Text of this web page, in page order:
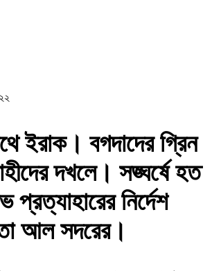
ইরাক। বগদাদের গ্রিন
দখলে। সঙ্ঘর্ষে হত
নির্দেশ
আল সদরের।